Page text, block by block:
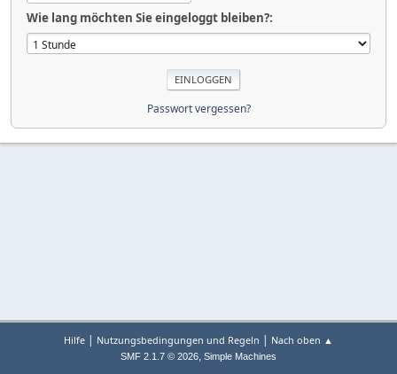
Wie lang möchten Sie eingeloggt bleiben?:
Passwort vergessen?
Hilfe | Nutzungsbedingungen und Regeln | Nach oben ▲
SMF 2.1.7 © 2026, Simple Machines